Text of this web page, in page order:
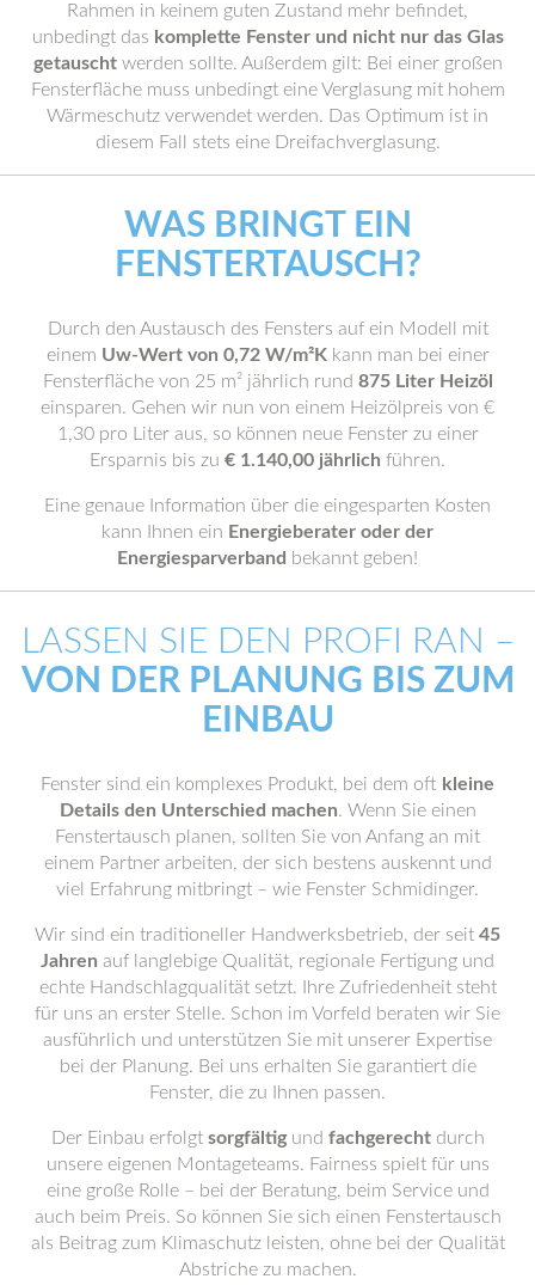
Rahmen in keinem guten Zustand mehr befindet,
unbedingt das komplette Fenster und nicht nur das Glas
getauschtwerden sollte. Außerdem gilt: Bei einer großen
Fensterfläche muss unbedingt eine Verglasung mit hohem
Wärmeschutz verwendet werden. Das Optimum ist in
diesem Fall stets eine Dreifachverglasung.
WAS BRINGT EIN
FENSTERTAUSCH?
Durch den Austausch des Fensters auf ein Modell mit
einem Uw-Wert von 0,72 W/m²Kkann man bei einer
Fensterfläche von 25 m² jährlich rund 875 Liter Heizöl
einsparen. Gehen wir nun von einem Heizölpreis von €
1,30 pro Liter aus, so können neue Fenster zu einer
Ersparnis bis zu € 1.140,00 jährlich führen.
Eine genaue Information über die eingesparten Kosten
kann Ihnen ein Energieberater oder der
Energiesparverband bekannt geben!
LASSEN SIE DEN PROFI RAN –
VON DER PLANUNG BIS ZUM
EINBAU
Fenster sind ein komplexes Produkt, bei dem oft kleine
Details den Unterschied machen. Wenn Sie einen
Fenstertausch planen, sollten Sie von Anfang an mit
einem Partner arbeiten, der sich bestens auskennt und
viel Erfahrung mitbringt – wie Fenster Schmidinger.
Wir sind ein traditioneller Handwerksbetrieb, der seit 45
Jahren auf langlebige Qualität, regionale Fertigung und
echte Handschlagqualität setzt. Ihre Zufriedenheit steht
für uns an erster Stelle. Schon im Vorfeld beraten wir Sie
ausführlich und unterstützen Sie mit unserer Expertise
bei der Planung. Bei uns erhalten Sie garantiert die
Fenster, die zu Ihnen passen.
Der Einbau erfolgt sorgfältigund fachgerechtdurch
unsere eigenen Montageteams. Fairness spielt für uns
eine große Rolle – bei der Beratung, beim Service und
auch beim Preis. So können Sie sich einen Fenstertausch
als Beitrag zum Klimaschutz leisten, ohne bei der Qualität
Abstriche zu machen.